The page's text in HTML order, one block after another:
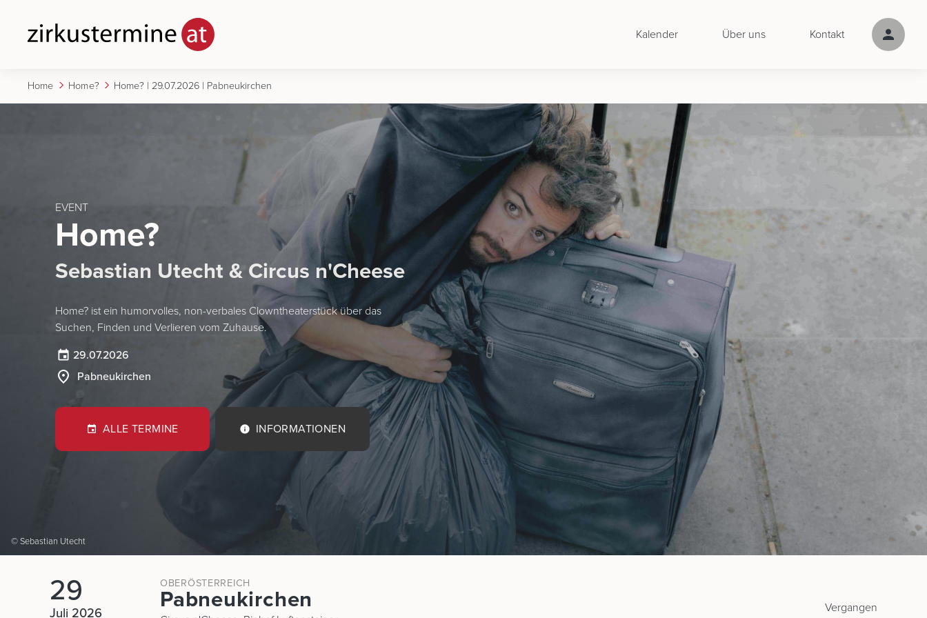
Kalender Über uns Kontakt
Home Home? Home? | 29.07.2026 | Pabneukirchen
© Sebastian Utecht
EVENT
Home?
Sebastian Utecht & Circus n'Cheese
Home? ist ein humorvolles, non-verbales Clowntheaterstück über das
Suchen, Finden und Verlieren vom Zuhause.
29.07.2026
Pabneukirchen
ALLE TERMINE INFORMATIONEN
29
Juli 2026
OBERÖSTERREICH
Pabneukirchen Vergangen